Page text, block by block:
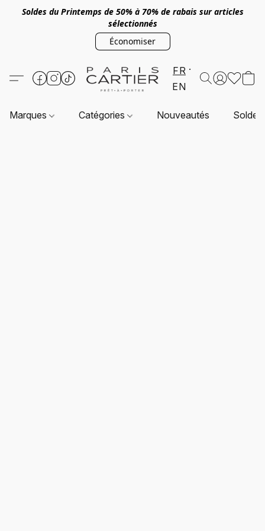
Soldes du Printemps de 50% à 70% de rabais sur articles
sélectionnés
Économiser
FR
EN
Marques Catégories Nouveautés Soldes